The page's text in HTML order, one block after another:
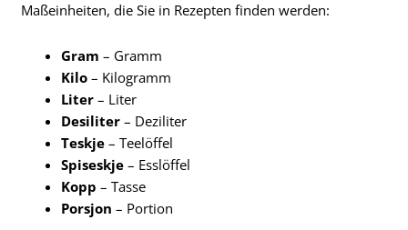
Maßeinheiten, die Sie in Rezepten finden werden:
Gram – Gramm
Kilo – Kilogramm
Liter – Liter
Desiliter – Deziliter
Teskje – Teelöffel
Spiseskje – Esslöffel
Kopp – Tasse
Porsjon – Portion